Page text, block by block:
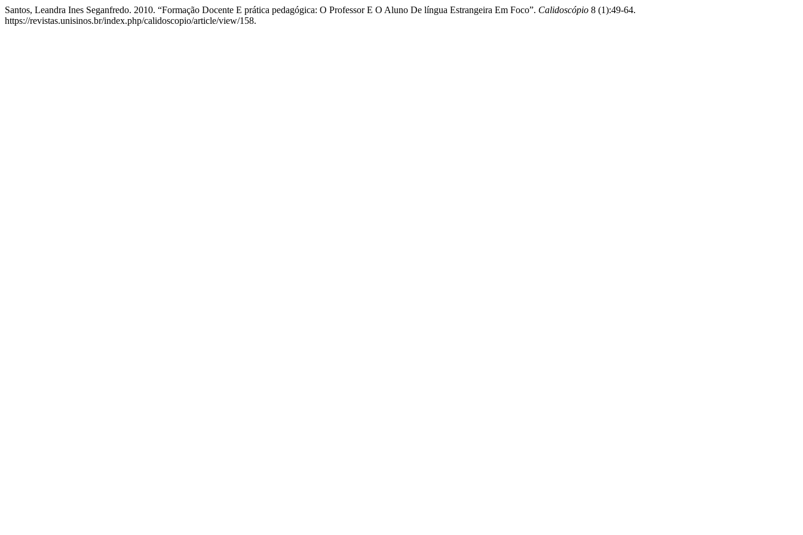
Santos, Leandra Ines Seganfredo. 2010. “Formação Docente E prática pedagógica: O Professor E O Aluno De língua Estrangeira Em Foco”. Calidoscópio 8 (1):49-64.
https://revistas.unisinos.br/index.php/calidoscopio/article/view/158.